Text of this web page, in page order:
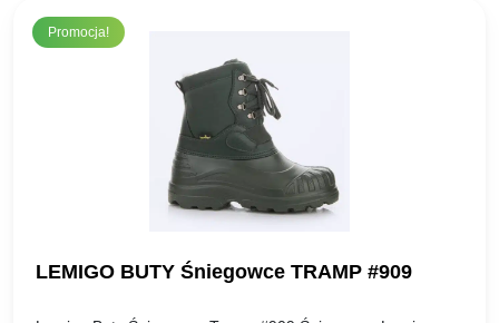
Promocja!
LEMIGO BUTY Śniegowce TRAMP #909